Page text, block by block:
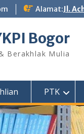
Alamat:Jl.
Bogor
Berakhlak Mulia
PTK